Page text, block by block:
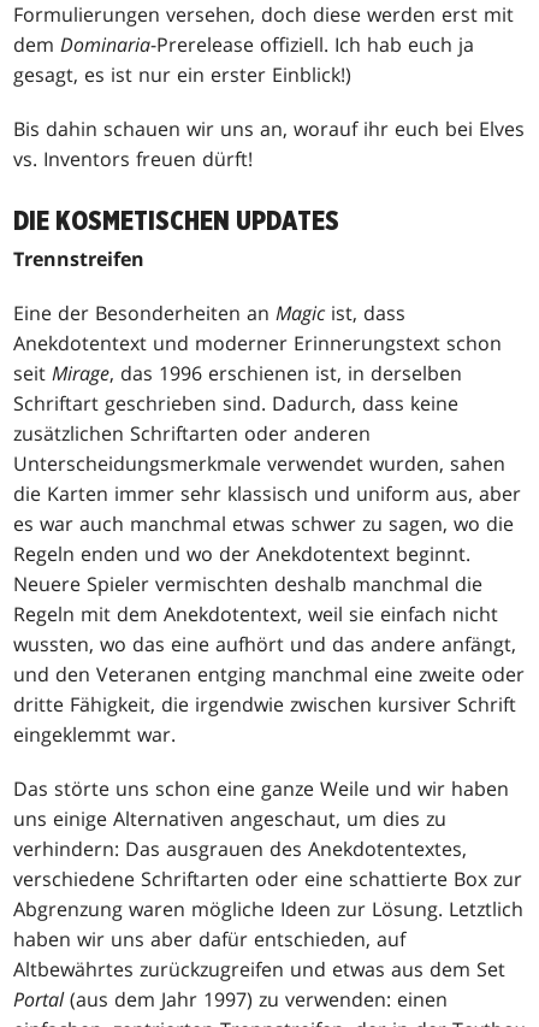
Formulierungen versehen, doch diese werden erst mit
demDominaria-Prerelease offiziell. Ich hab euch ja
gesagt, es ist nur ein erster Einblick!)
Bis dahin schauen wir uns an, worauf ihr euch bei Elves
vs. Inventors freuen dürft!
DIE KOSMETISCHEN UPDATES
Trennstreifen
Eine der Besonderheiten anMagic ist, dass
Anekdotentext und moderner Erinnerungstext schon
seitMirage, das 1996 erschienen ist, in derselben
Schriftart geschrieben sind. Dadurch, dass keine
zusätzlichen Schriftarten oder anderen
Unterscheidungsmerkmale verwendet wurden, sahen
die Karten immer sehr klassisch und uniform aus, aber
es war auch manchmal etwas schwer zu sagen, wo die
Regeln enden und wo der Anekdotentext beginnt.
Neuere Spieler vermischten deshalb manchmal die
Regeln mit dem Anekdotentext, weil sie einfach nicht
wussten, wo das eine aufhört und das andere anfängt,
und den Veteranen entging manchmal eine zweite oder
dritte Fähigkeit, die irgendwie zwischen kursiver Schrift
eingeklemmt war.
Das störte uns schon eine ganze Weile und wir haben
uns einige Alternativen angeschaut, um dies zu
verhindern: Das ausgrauen des Anekdotentextes,
verschiedene Schriftarten oder eine schattierte Box zur
Abgrenzung waren mögliche Ideen zur Lösung. Letztlich
haben wir uns aber dafür entschieden, auf
Altbewährtes zurückzugreifen und etwas aus dem Set
Portal(aus dem Jahr 1997) zu verwenden: einen